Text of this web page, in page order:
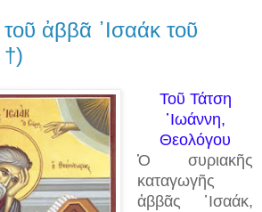
τοῦ ἀββᾶ ᾿Ισαάκ τοῦ
Τοῦ Τάτση
᾿Ιωάννη,
Θεολόγου
Ὁ συριακῆς
καταγωγῆς
ἀββᾶς ᾿Ισαάκ,